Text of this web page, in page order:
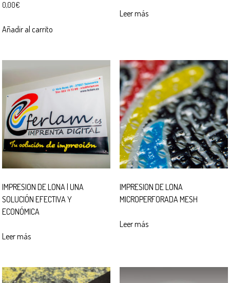
0,00€
Añadir al carrito
Leer más
IMPRESION DE LONA | UNA
SOLUCIÓN EFECTIVA Y
ECONÓMICA
Leer más
IMPRESION DE LONA
MICROPERFORADA MESH
Leer más